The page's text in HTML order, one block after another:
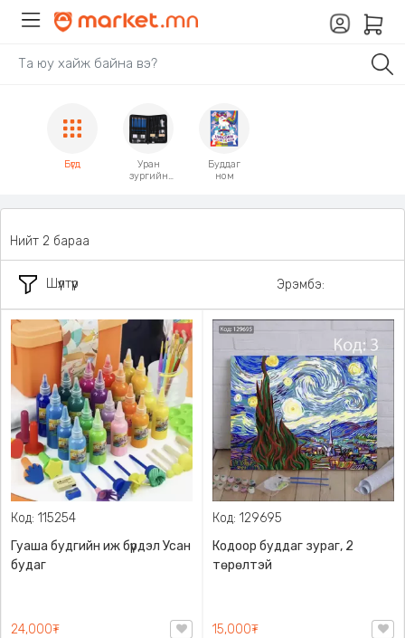
Бүгд
Уран
зургийн
Буддаг
ном
Шүүлтүүр
Нийт 2 бараа
Эрэмбэ:
Код: 115254
Гуаша будгийн иж бүрдэл Усан
будаг
24,000₮
Код: 129695
Кодоор буддаг зураг, 2
төрөлтэй
15,000₮